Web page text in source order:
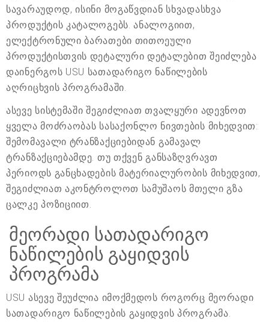
სავარაუდოდ, ისინი მოგაწვდიან სხვადასხვა
პროდუქტის კატალოგებს. ანალოგიით,
ელექტრონული ბარათები თითოეული
პროდუქტისთვის დეტალური დეტალებით შეიძლება
დაინერგოს USU სათადარიგო ნაწილების
აღრიცხვის პროგრამაში.
ასევე სისტემაში შეგიძლიათ თვალყური ადევნოთ
ყველა მოძრაობას სასაქონლო ნივთების მიხედვით:
შემომავალი ტრანზაქციებიდან გამავალ
ტრანზაქციებამდე. თუ თქვენ განსაზღვრავთ
პერიოდს განცხადების მატერიალურობის მიხედვით,
შეგიძლიათ აკონტროლოთ სამუშაოს მთელი გზა
ცალკე პოზიციით.
მეორადი სათადარიგო
ნაწილების გაყიდვის
პროგრამა
USU ასევე შეუძლია იმოქმედოს როგორც მეორადი
სათადარიგო ნაწილების გაყიდვის პროგრამა.